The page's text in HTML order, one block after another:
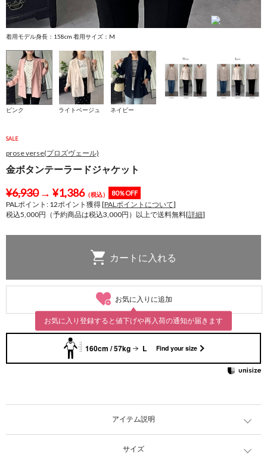
着用モデル身長：158cm 着用サイズ：M
ピンク ライトベージュ ネイビー
SALE
prose verse(プロズヴェール)
金ボタンテーラードジャケット
¥6,930→ ¥1,386（税込） 80％OFF
PALポイント: 12ポイント獲得 [PALポイントについて]
税込5,000円（予約商品は税込3,000円）以上で送料無料[詳細]
お気に入りに追加
お気に入り登録すると値下げや再入荷の通知が届きます
160cm / 57kg L Find your size
アイテム説明
サイズ